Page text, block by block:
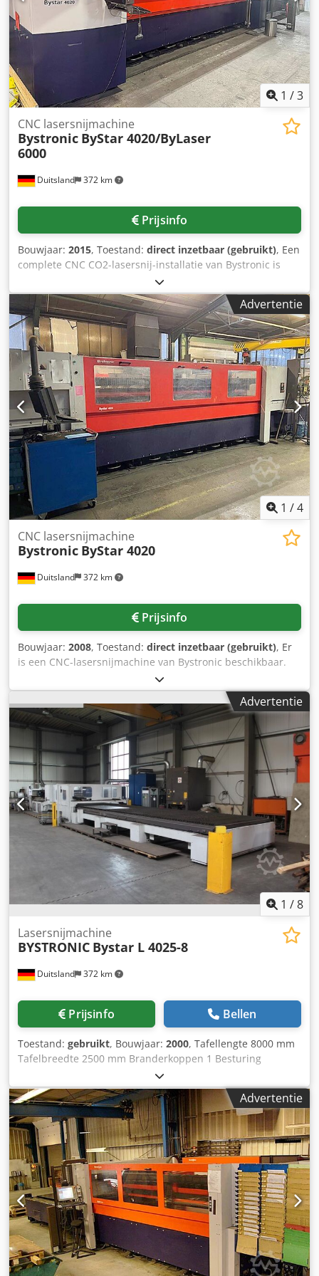
1 /3
Duitsland 372 km
CNC lasersnijmachine
Bystronic ByStar 4020/ByLaser
6000
Prijsinfo
Bouwjaar: 2015, Toestand: direct inzetbaar (gebruikt), Een
complete CNC CO2-lasersnij-installatie van Bystronic is
beschikbaar. Werkafmetingen X/Y: 4000mm/2000mm,
verplaatsingsbereik X/Y/Z: 4060mm/2030mm/1700mm,
maximale gelijktijdige snelheid: 84m/min,
positioneernauwkeurigheid: +/-0,1mm,
herhaalnauwkeurigheid: +/-0,05mm, maximale
tafelbelasting: 1500kg, gewicht: ca. 18500kg, bedrijfsuren:
29456u. Laserbron: Bystronic ByLaser 6000, lasertype: CO2,
laservermogen: 6kW, golflengte: 10600nm, polarisatie:
circulair, pulsfrequentie: 1-2500Hz, maximale
snijcapaciteit staal/roestvast/ aluminium:
25mm/25mm/15mm, gewicht laserbron: ca. 1800kg,
laseruren: 10275u. Documentatie aanwezig. Bezichtigen
ter plaatse is mogelijk. Chjdpfx Agey D Trnerea
Advertentie
1 /4
Duitsland 372 km
CNC lasersnijmachine
Bystronic ByStar 4020
Prijsinfo
Bouwjaar: 2008, Toestand: direct inzetbaar (gebruikt), Er
is een CNC-lasersnijmachine van Bystronic beschikbaar.
Verplaatsingsbereik X/Y/Z: 4020mm/2020mm/170mm, max.
plaatgewicht: 1500kg, positioneersnelheid: 60m/min,
simultaansnelheid: 80m/min, positioneernauwkeurigheid:
+/-0,1mm, herhaalnauwkeurigheid: +/-0,05mm. Laser: CO2,
laserbron: ByLaser 4400, laservermogen: 4400W. Totale
machineafmetingen X/Y/Z: ca. 8000mm/15000mm/2,5mm.
Snijtijd: 17.469 uur, aangesloten stroom: 35.200 uur.
Inclusief twee reserve snijkoppen (7,5 inch en 5 inch) en
diverse reserveonderdelen. Documentatie aanwezig.
Bezichtiging ter plaatse mogelijk. Naar verwachting
beschikbaar vanaf juni 2026. Cjdpfxeyu T D Ro Agrsha
Advertentie
1 /8
Duitsland 372 km
Lasersnijmachine
BYSTRONIC Bystar L 4025-8
Prijsinfo Bellen
Toestand: gebruikt, Bouwjaar: 2000, Tafellengte 8000 mm
Tafelbreedte 2500 mm Branderkoppen 1 Besturing
Selectron CNC 96 Vermogen 4 kW Uitvoering: Automatisch
wisseltafelsysteem ter verhoging van de productiviteit,
omdat beladen en ontladen tijdens het snijden mogelijk is.
Nachtaktsysteem voor de bewerking van platen tot 8000
mm lengte. Reflectie-absorber voor het afvangen van
schadelijke reflecties bij het snijden van roestvast
materiaal. Dwarsblaasvoorziening Cross Jet voor perslucht
en olienevel om de proceszekerheid te verhogen bij het
doorsteken en starten. Adaptieve optiek BYPOS voor een
constante focuspunt over het hele snijgebied en
automatische focuspuntaanpassing bij materiaalwissel.
Cut Control voor procesbewaking bij het snijden van
roestvrijstaal en staal. Automatische plaatranddetectie.
Veiligheidslichtschermen in het wisseltafelgebied.
Advertentie